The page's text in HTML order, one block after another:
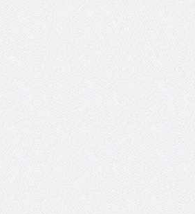
والمدير السابق للأكاديمية الأولمبية
في الامارات د . عبد الملك جاني :
منتدى ( اكتشاف المواهب
الاجتماعية ) فرصة للتوأمة بين
الرياضة والعمل الاجتماعي